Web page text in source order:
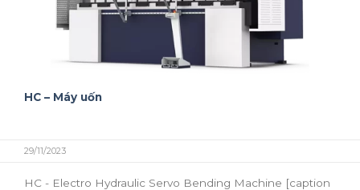
HC – Máy uốn
29/11/2023
HC - Electro Hydraulic Servo Bending Machine [caption